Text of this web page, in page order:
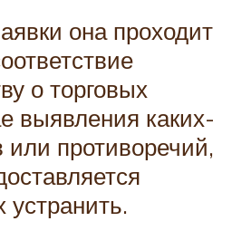
она проходит
о торговых
выявления каких-
или противоречий,
устранить.